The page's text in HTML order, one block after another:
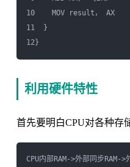
10    MOV result， AX
11  }
利用硬件特性
首先要明白CPU对各种存